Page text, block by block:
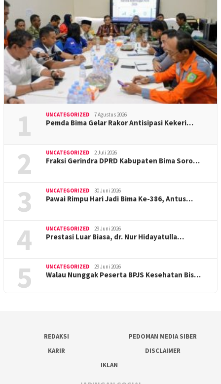
1 UNCATEGORIZED 7 Agustus 2026
Pemda Bima Gelar Rakor Antisipasi Kekeri…
2 UNCATEGORIZED 2 Juli 2026
Fraksi Gerindra DPRD Kabupaten Bima Soro…
3 UNCATEGORIZED 30 Juni 2026
Pawai Rimpu Hari Jadi Bima Ke-386, Antus…
4 UNCATEGORIZED 29 Juni 2026
Prestasi Luar Biasa, dr. Nur Hidayatulla…
5 UNCATEGORIZED 29 Juni 2026
Walau Nunggak Peserta BPJS Kesehatan Bis…
REDAKSI
PEDOMAN MEDIA SIBER
KARIR
DISCLAIMER
IKLAN